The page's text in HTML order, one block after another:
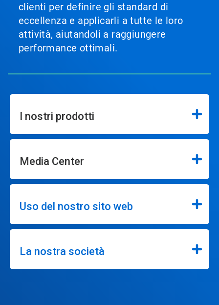
clienti per definire gli standard di
eccellenza e applicarli a tutte le loro
attività, aiutandoli a raggiungere
performance ottimali.
I nostri prodotti
Media Center
Uso del nostro sito web
La nostra società